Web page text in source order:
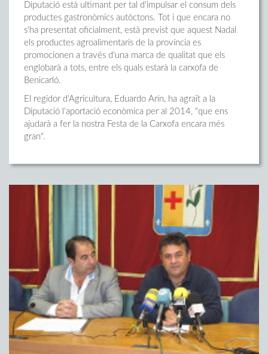
Diputació està ultimant per tal d'impulsar el consum dels
productes gastronòmics autòctons. Tot i que encara no
s'ha presentat oficialment, està previst que aquest Nadal
els productes agroalimentaris de la província es
promocionen a través d'una marca de qualitat que els
englobarà a tots, entre els quals estarà la carxofa de
Benicarló.
El regidor d'Agricultura, Eduardo Arín, ha agraït a la
Diputació l'aportació econòmica per al 2014, "que ens
ajudarà a fer la nostra Festa de la Carxofa encara més
gran".